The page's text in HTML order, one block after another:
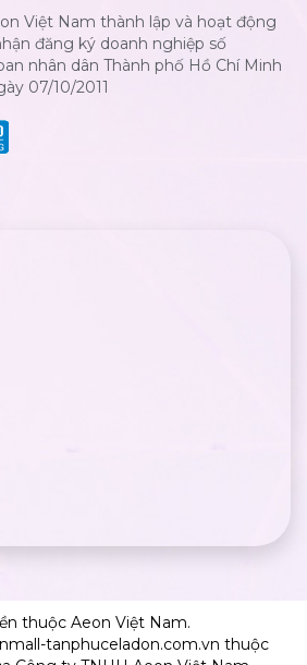
Việt Nam thành lập và hoạt động
đăng ký doanh nghiệp số
nhân dân Thành phố Hồ Chí Minh
07/10/2011
thuộc Aeon Việt Nam.
tanphuceladon.com.vn thuộc